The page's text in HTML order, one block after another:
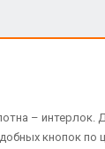
–
кнопок